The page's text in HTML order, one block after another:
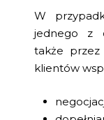
W
jednego z
także przez
klientów